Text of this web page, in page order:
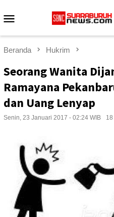
ke
Beranda Hukrim
Seorang Wanita
Ramayana
dan Uang Lenyap
Senin, 23 Januari 2017 - 02:24 WIB